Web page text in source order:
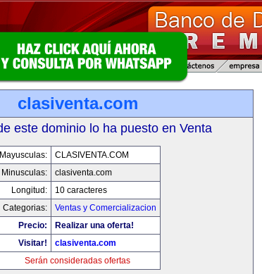
clasiventa.com
este dominio lo ha puesto en Venta
Mayusculas:
CLASIVENTA.COM
Minusculas:
clasiventa.com
Longitud:
10 caracteres
Categorias:
Ventas y Comercializacion
Precio:
Realizar una oferta!
Visitar!
clasiventa.com
Serán consideradas ofertas